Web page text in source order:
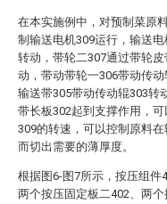
在本实施例中，对预制菜原
制输送电机309运行，输送
转动，带轮二307通过带轮
动，带动带轮一306带动传
输送带305带动传动辊303转
带长板302起到支撑作用，
309的转速，可以控制原料
而切出需要的薄厚度。
根据图6-图7所示，按压组件
两个按压固定板二402、两